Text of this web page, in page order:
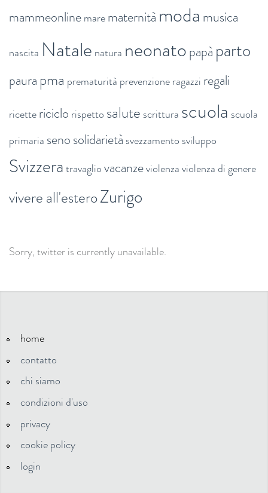
mammeonlinemarematernità moda musica
nascita Natale natura neonatopapà parto
paura pma prematurità prevenzioneragazzi regali
ricettericiclo rispetto salute scrittura scuola scuola
primaria senosolidarietà svezzamento sviluppo
Svizzeratravagliovacanzeviolenzaviolenza di genere
vivere all'esteroZurigo
Sorry, twitter is currently unavailable.
home
contatto
chi siamo
condizioni d'uso
privacy
cookie policy
login